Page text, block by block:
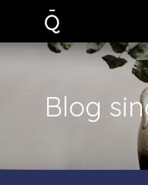
Blog